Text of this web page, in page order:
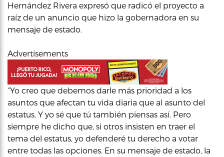
Hernández Rivera expresó que radicó el proyecto a
raíz de un anuncio que hizo la gobernadora en su
mensaje de estado.
Advertisements
“Yo creo que debemos darle más prioridad a los
asuntos que afectan tu vida diaria que al asunto del
estatus. Y yo sé que tú también piensas así. Pero
siempre he dicho que, si otros insisten en traer el
tema del estatus, yo defenderé tu derecho a votar
entre todas las opciones. En su mensaje de estado, la